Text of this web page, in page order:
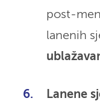
post-
lanenih
Lanene